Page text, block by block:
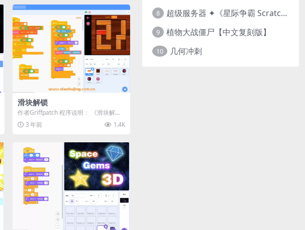
滑块解锁
作者Griffpatch 程序说明： 《滑块解
锁》是一款基于Scratch平台制...
3 年前 1.4K
8 超级服务器 ✦《星际争霸 Scratch（经典版本）》
9 植物大战僵尸【中文复刻版】
10 几何冲刺